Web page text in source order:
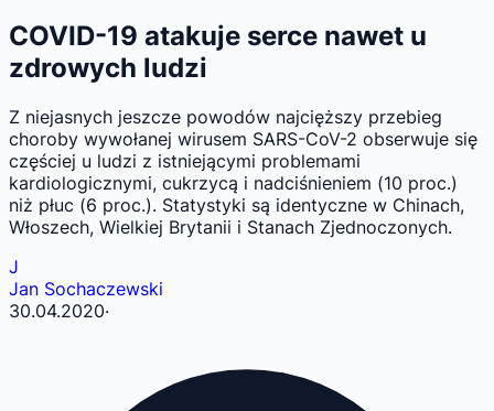
COVID-19 atakuje serce nawet u
zdrowych ludzi
Z niejasnych jeszcze powodów najcięższy przebieg
choroby wywołanej wirusem SARS-CoV-2 obserwuje się
częściej u ludzi z istniejącymi problemami
kardiologicznymi, cukrzycą i nadciśnieniem (10 proc.)
niż płuc (6 proc.). Statystyki są identyczne w Chinach,
Włoszech, Wielkiej Brytanii i Stanach Zjednoczonych.
J
Jan Sochaczewski
30.04.2020·